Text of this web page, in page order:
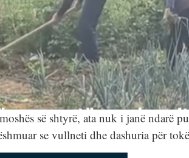
së shtyrë, ata nuk i janë ndarë
se vullneti dhe dashuria për